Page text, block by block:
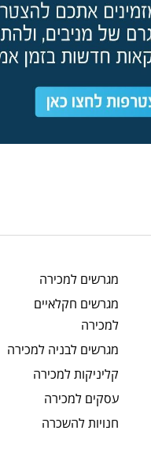
מגרשים למכירה
מגרשים חקלאיים
למכירה
מגרשים לבניה למכירה
קליניקותלמכירה
עסקים למכירה
חנויותלהשכרה